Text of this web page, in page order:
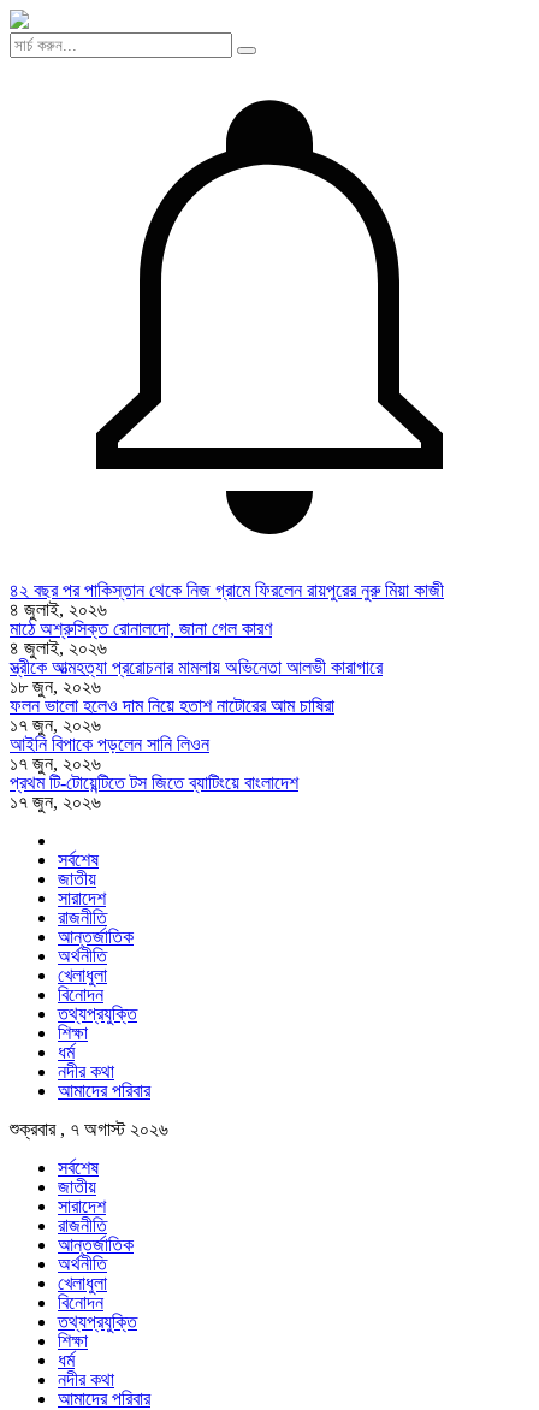
৪২ বছর পর পাকিস্তান থেকে নিজ গ্রামে ফিরলেন রায়পুরের নুরু মিয়া কাজী
৪ জুলাই, ২০২৬
মাঠে অশ্রুসিক্ত রোনালদো, জানা গেল কারণ
৪ জুলাই, ২০২৬
স্ত্রীকে আত্মহত্যা প্ররোচনার মামলায় অভিনেতা আলভী কারাগারে
১৮ জুন, ২০২৬
ফলন ভালো হলেও দাম নিয়ে হতাশ নাটোরের আম চাষিরা
১৭ জুন, ২০২৬
আইনি বিপাকে পড়লেন সানি লিওন
১৭ জুন, ২০২৬
প্রথম টি-টোয়েন্টিতে টস জিতে ব্যাটিংয়ে বাংলাদেশ
১৭ জুন, ২০২৬
সর্বশেষ
জাতীয়
সারাদেশ
রাজনীতি
আন্তর্জাতিক
অর্থনীতি
খেলাধুলা
বিনোদন
তথ্যপ্রযুক্তি
শিক্ষা
ধর্ম
নদীর কথা
আমাদের পরিবার
শুক্রবার , ৭ অগাস্ট ২০২৬
সর্বশেষ
জাতীয়
সারাদেশ
রাজনীতি
আন্তর্জাতিক
অর্থনীতি
খেলাধুলা
বিনোদন
তথ্যপ্রযুক্তি
শিক্ষা
ধর্ম
নদীর কথা
আমাদের পরিবার